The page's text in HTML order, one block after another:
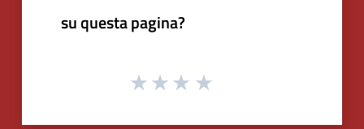
su questa pagina?